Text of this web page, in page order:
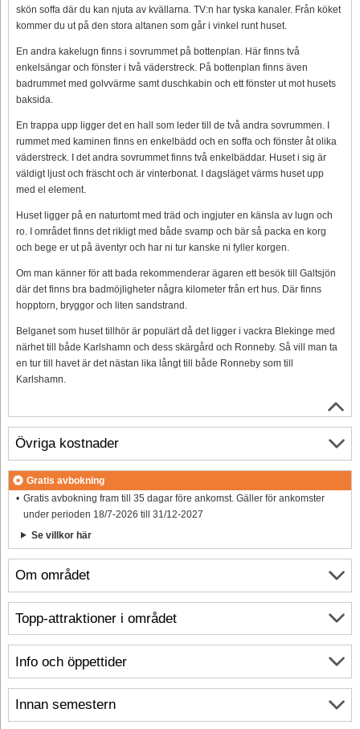
skön soffa där du kan njuta av kvällarna. TV:n har tyska kanaler. Från köket
kommer du ut på den stora altanen som går i vinkel runt huset.
En andra kakelugn finns i sovrummet på bottenplan. Här finns två
enkelsängar och fönster i två väderstreck. På bottenplan finns även
badrummet med golvvärme samt duschkabin och ett fönster ut mot husets
baksida.
En trappa upp ligger det en hall som leder till de två andra sovrummen. I
rummet med kaminen finns en enkelbädd och en soffa och fönster åt olika
väderstreck. I det andra sovrummet finns två enkelbäddar. Huset i sig är
väldigt ljust och fräscht och är vinterbonat. I dagsläget värms huset upp
med el element.
Huset ligger på en naturtomt med träd och ingjuter en känsla av lugn och
ro. I området finns det rikligt med både svamp och bär så packa en korg
och bege er ut på äventyr och har ni tur kanske ni fyller korgen.
Om man känner för att bada rekommenderar ägaren ett besök till Galtsjön
där det finns bra badmöjligheter några kilometer från ert hus. Där finns
hopptorn, bryggor och liten sandstrand.
Belganet som huset tillhör är populärt då det ligger i vackra Blekinge med
närhet till både Karlshamn och dess skärgård och Ronneby. Så vill man ta
en tur till havet är det nästan lika långt till både Ronneby som till
Karlshamn.
Om området
Info och öppettider
Innan semestern
Övriga kostnader
Gratis avbokning
Gratis avbokning fram till 35 dagar före ankomst. Gäller för ankomster
under perioden 18/7-2026 till 31/12-2027
Se villkor här
Topp-attraktioner i området